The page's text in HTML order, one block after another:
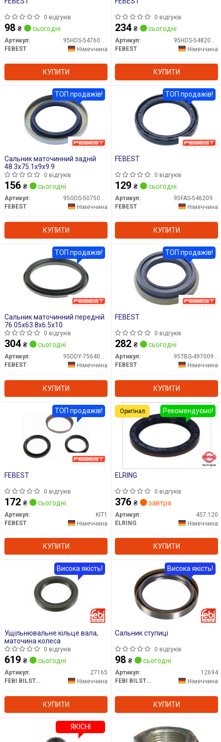
0 відгуків
98 ₴ сьогодні
Артикул:
FEBEST
Німеччина
КУПИТИ
0 відгуків
234 ₴ сьогодні
Артикул:
FEBEST
Німеччина
КУПИТИ
Сальник маточинний задній
48.3x75.1x9x9.9
0 відгуків
156 ₴ сьогодні
Артикул:
95GDS-50750910X
FEBEST
Німеччина
КУПИТИ
ТОП продажів!
FEBEST
0 відгуків
129 ₴ сьогодні
Артикул:
95FAS-54620909X
FEBEST
Німеччина
КУПИТИ
ТОП продажів!
Сальник маточинний передній
76.05x63.8x6.5x10
0 відгуків
304 ₴ сьогодні
Артикул:
95DDY-75640610X
FEBEST
Німеччина
КУПИТИ
ТОП продажів!
FEBEST
0 відгуків
282 ₴ сьогодні
Артикул:
95TBS-49700917X
FEBEST
Німеччина
КУПИТИ
ТОП продажів!
FEBEST
0 відгуків
172 ₴ сьогодні
Артикул:
KIT1
FEBEST
Німеччина
КУПИТИ
ТОП продажів!
ELRING
0 відгуків
376 ₴ завтра
Артикул:
457.120
ELRING
Німеччина
КУПИТИ
Рекомендуємо!
Оригінал
Ущільнювальне кільце вала,
маточина колеса
0 відгуків
619 ₴ сьогодні
Артикул:
27165
FEBI BILSTEIN
Німеччина
КУПИТИ
Висока якість!
Сальник ступиці
0 відгуків
98 ₴ сьогодні
Артикул:
12694
FEBI BILSTEIN
Німеччина
КУПИТИ
Висока якість!
ЯКІСНІ